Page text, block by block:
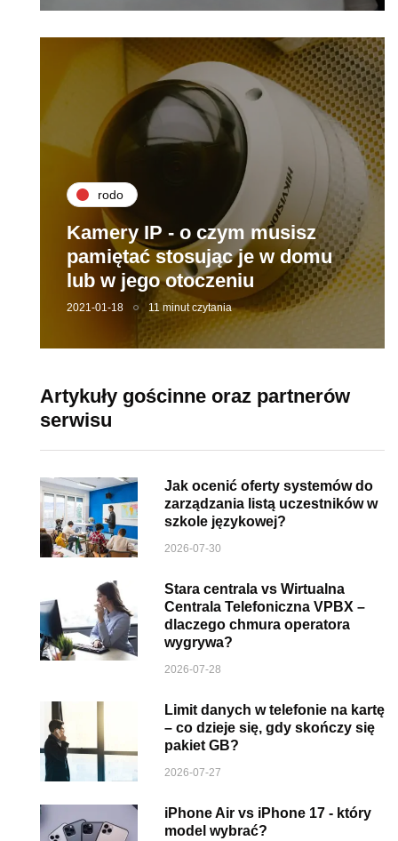
rodo
Kamery IP - o czym musisz
pamiętać stosując je w domu
lub w jego otoczeniu
2021-01-18 11 minut czytania
Artykuły gościnne oraz partnerów
serwisu
Jak ocenić oferty systemów do
zarządzania listą uczestników w
szkole językowej?
2026-07-30
Stara centrala vs Wirtualna
Centrala Telefoniczna VPBX –
dlaczego chmura operatora
wygrywa?
2026-07-28
Limit danych w telefonie na kartę
– co dzieje się, gdy skończy się
pakiet GB?
2026-07-27
iPhone Air vs iPhone 17 - który
model wybrać?